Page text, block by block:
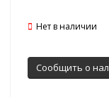
Нет в наличии
Сообщить о